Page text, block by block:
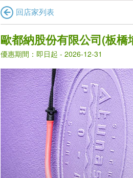
回店家列表
歐都納股份有限公司(板橋
優惠期間：即日起 - 2026-12-31